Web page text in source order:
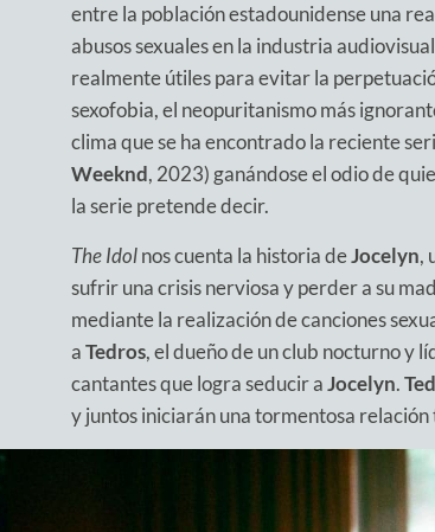
entre la población estadounidense una
abusos sexuales en la industria
realmente útiles para evitar la
sexofobia, el neopuritanismo más
clima que se ha encontrado la reciente
Weeknd, 2023) ganándose el odio de
la serie pretende decir.
The Idolnos cuenta la historia deJocelyn,
sufrir una crisis nerviosa y perder a su
mediante la realización de canciones
aTedros, el dueño de un club nocturno y
cantantes que logra seducir aJocelyn.
y juntos iniciarán una tormentosa